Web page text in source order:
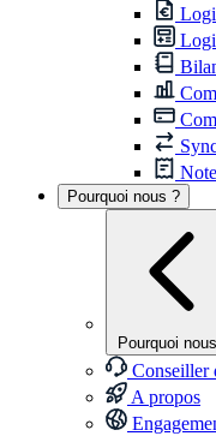
Pourquoi nous ?
Pourquoi
Conseiller
A propos